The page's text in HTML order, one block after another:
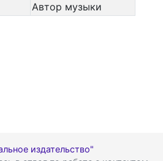
Автор музыки
издательство"